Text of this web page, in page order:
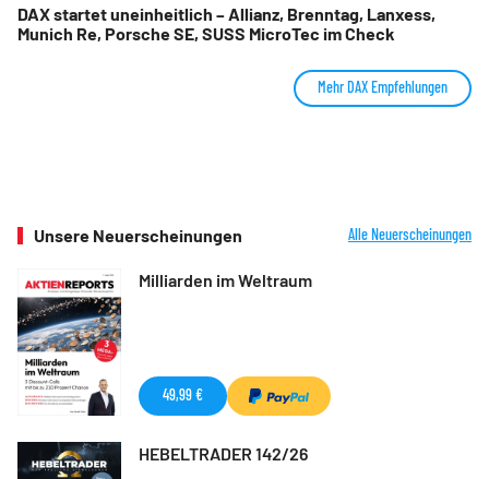
DAX startet uneinheitlich – Allianz, Brenntag, Lanxess,
Munich Re, Porsche SE, SUSS MicroTec im Check
Mehr DAX Empfehlungen
Unsere Neuerscheinungen Alle Neuerscheinungen
Milliarden im Weltraum
49,99 €
HEBELTRADER 142/26